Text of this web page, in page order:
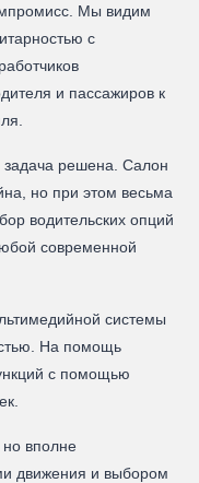
Мы видим
с
и пассажиров к
задача решена. Салон
но при этом весьма
водительских опций
современной
системы
На помощь
с помощью
вполне
движения и выбором